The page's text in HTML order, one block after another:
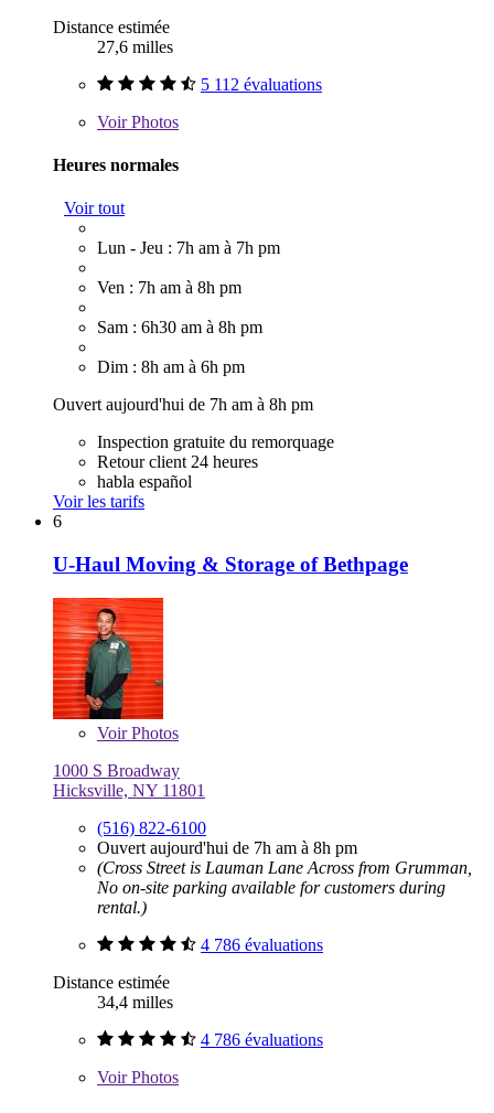
Distance estimée
27,6 milles
5 112 évaluations
VoirPhotos
Heures normales
Voir tout
Lun - Jeu : 7h am à 7h pm
Ven : 7h am à 8h pm
Sam : 6h30 am à 8h pm
Dim : 8h am à 6h pm
Ouvert aujourd'hui de 7h am à 8h pm
Inspection gratuite du remorquage
Retour client 24 heures
habla español
Voir les tarifs
6
U-Haul Moving & Storage of Bethpage
VoirPhotos
1000 S Broadway
Hicksville, NY 11801
(516) 822-6100
Ouvert aujourd'hui de 7h am à 8h pm
(Cross Street is Lauman Lane Across from Grumman,
No on-site parking available for customers during
rental.)
4 786 évaluations
Distance estimée
34,4 milles
4 786 évaluations
VoirPhotos